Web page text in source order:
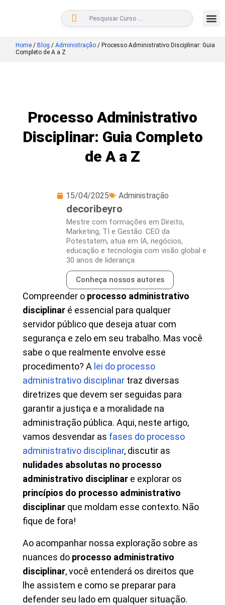
BUSCAR
Home / Blog / Administração / Processo Administrativo Disciplinar: Guia
Completo de A a Z
Processo Administrativo
Disciplinar: Guia Completo
de A a Z
15/04/2025 Administração
decoribeyro
Mestre com formações em Direito,
Marketing, TI e Gestão. CEO da
Potestatem, atua em IA, negócios,
educação e tecnologia com visão global e
30 anos de liderança.
Conheça nossos autores
Compreender o processo administrativo
disciplinar é essencial para qualquer
servidor público que deseja atuar com
segurança e zelo em seu trabalho. Mas você
sabe o que realmente envolve esse
procedimento? A lei do processo
administrativo disciplinar traz diversas
diretrizes que devem ser seguidas para
garantir a justiça e a moralidade na
administração pública. Aqui, neste artigo,
vamos desvendar as fases do processo
administrativo disciplinar, discutir as
nulidades absolutas no processo
administrativo disciplinar e explorar os
princípios do processo administrativo
disciplinar que moldam esse contexto. Não
fique de fora!
Ao acompanhar nossa exploração sobre as
nuances do processo administrativo
disciplinar, você entenderá os direitos que
lhe assistem e como se preparar para
defender seu lado em qualquer situação.